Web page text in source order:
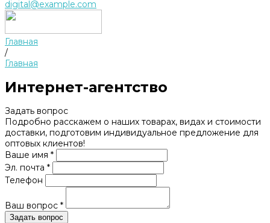
digital@example.com
Главная
/
Главная
Интернет-агентство
Задать вопрос
Подробно расскажем о наших товарах, видах и стоимости
доставки, подготовим индивидуальное предложение для
оптовых клиентов!
Ваше имя *
Эл. почта *
Телефон
Ваш вопрос *